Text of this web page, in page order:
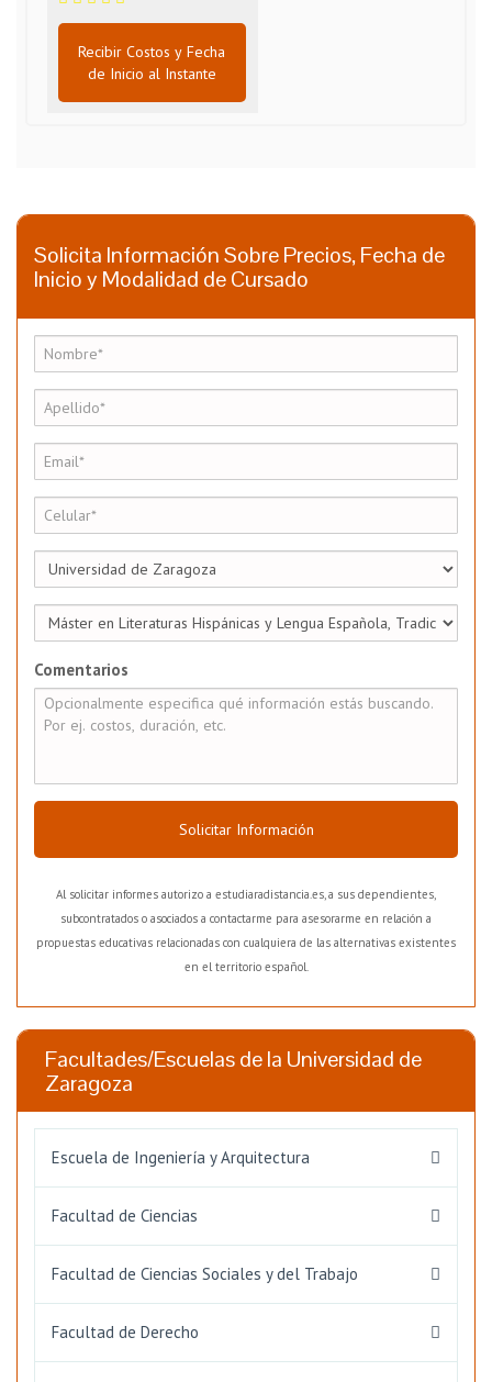
Recibir Costos y Fecha
de Inicio al Instante
Solicita Información Sobre Precios, Fecha de
Inicio y Modalidad de Cursado
Comentarios
Solicitar Información
Al solicitar informes autorizo a estudiaradistancia.es, a sus dependientes,
subcontratados o asociados a contactarme para asesorarme en relación a
propuestas educativas relacionadas con cualquiera de las alternativas existentes
en el territorio español.
Facultades/Escuelas de la Universidad de
Zaragoza
Escuela de Ingeniería y Arquitectura
Facultad de Ciencias
Facultad de Ciencias Sociales y del Trabajo
Facultad de Derecho